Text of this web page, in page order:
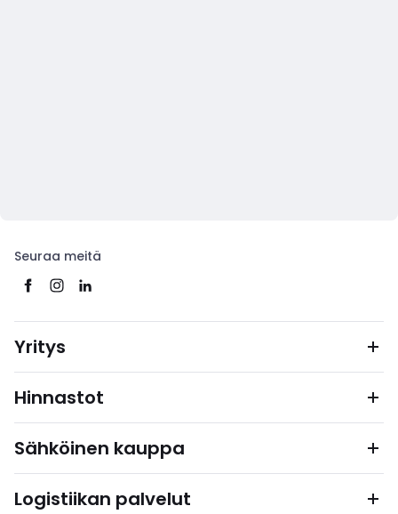
Seuraa meitä
Yritys
Hinnastot
Sähköinen kauppa
Logistiikan palvelut